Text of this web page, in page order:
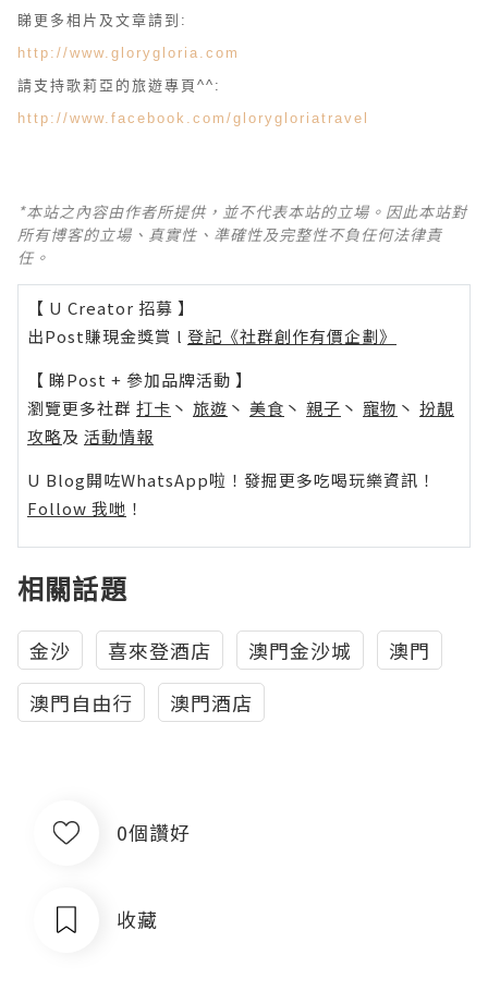
睇更多相片及文章請到:
http://www.glorygloria.com
請支持歌莉亞的旅遊專頁^^:
http://www.facebook.com/glorygloriatravel
*本站之內容由作者所提供，並不代表本站的立場。因此本站對
所有博客的立場、真實性、準確性及完整性不負任何法律責
任。
【 U Creator 招募 】
出Post賺現金獎賞 l 登記《社群創作有價企劃》
【 睇Post + 參加品牌活動 】
瀏覽更多社群 打卡 丶 旅遊 丶 美食 丶 親子 丶 寵物 丶 扮靚
攻略及 活動情報
U Blog開咗WhatsApp啦！發掘更多吃喝玩樂資訊！
Follow 我哋 ！
相關話題
金沙 喜來登酒店 澳門金沙城
澳門
澳門自由行
澳門酒店
0個讚好
收藏